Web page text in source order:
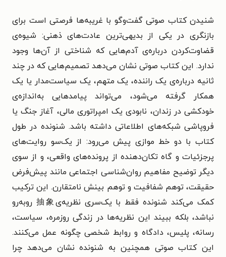
شنیدن کتاب صوتی گفت‌وگو با غریبه‌ها فرصتی است برای
بازنگری در یکی از بدیهی‌ترین عادت‌های ذهنی: شیوه‌ی
قضاوت‌کردن درباره‌ی آدم‌هایی که شناختی از آن‌ها وجود
ندارد. این کتاب صوتی نشان می‌دهد تصمیم‌هایی که در چند
ثانیه درباره‌ی یک راننده، یک متهم، یک سیاست‌مدار یا یک
همکار گرفته می‌شود، می‌تواند پیامدهایی به‌اندازه‌ی
خودکشی در زندان، نابودی یک امپراتوری مالی، آغاز جنگ یا
فروپاشی شبکه‌های اطلاعاتی داشته باشد. شنونده در طول
کتاب با دو خط موازی پیش می‌رود: از یک‌سو روایت‌های
پرجزئیات و گاه تکان‌دهنده از پرونده‌های واقعی، و از سوی
دیگر توضیح مفاهیم روان‌شناسی اجتماعی مانند پیش‌فرض
حقیقت، توهم شفافیت و توهم بینش نامتقارن. این ترکیب
کمک می‌کند شنونده فقط با یک‌سری نظریه‌ی抽象 روبه‌رو
نباشد، بلکه ببیند این نظریه‌ها در زندگی روزمره، سیاست،
رسانه، پلیس، دادگاه و روابط شخصی چگونه عمل می‌کنند.
این کتاب صوتی همچنین به شنونده نشان می‌دهد چرا